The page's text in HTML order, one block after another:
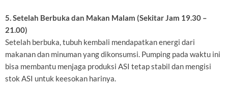
5. Setelah Berbuka dan Makan Malam (Sekitar Jam 19.30 –
21.00)
Setelah berbuka, tubuh kembali mendapatkan energi dari
makanan dan minuman yang dikonsumsi. Pumping pada waktu ini
bisa membantu menjaga produksi ASI tetap stabil dan mengisi
stok ASI untuk keesokan harinya.